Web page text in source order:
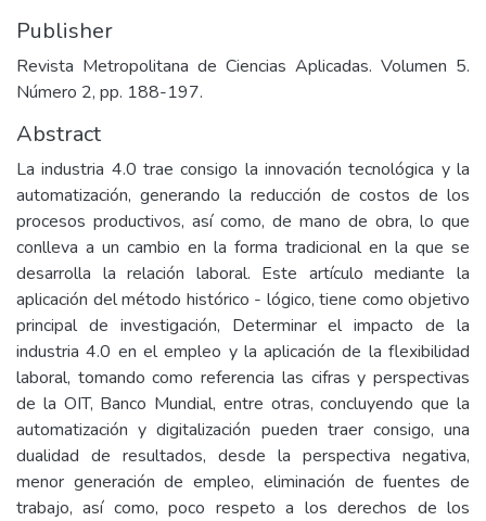
Publisher
Revista Metropolitana de Ciencias Aplicadas. Volumen 5.
Número 2, pp. 188-197.
Abstract
La industria 4.0 trae consigo la innovación tecnológica y la
automatización, generando la reducción de costos de los
procesos productivos, así como, de mano de obra, lo que
conlleva a un cambio en la forma tradicional en la que se
desarrolla la relación laboral. Este artículo mediante la
aplicación del método histórico - lógico, tiene como objetivo
principal de investigación, Determinar el impacto de la
industria 4.0 en el empleo y la aplicación de la flexibilidad
laboral, tomando como referencia las cifras y perspectivas
de la OIT, Banco Mundial, entre otras, concluyendo que la
automatización y digitalización pueden traer consigo, una
dualidad de resultados, desde la perspectiva negativa,
menor generación de empleo, eliminación de fuentes de
trabajo, así como, poco respeto a los derechos de los